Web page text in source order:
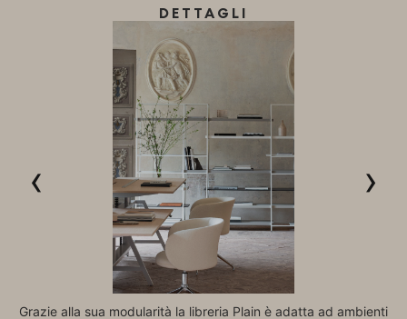
DETTAGLI
Grazie alla sua modularità la libreria Plain è adatta ad ambienti
‹ ›